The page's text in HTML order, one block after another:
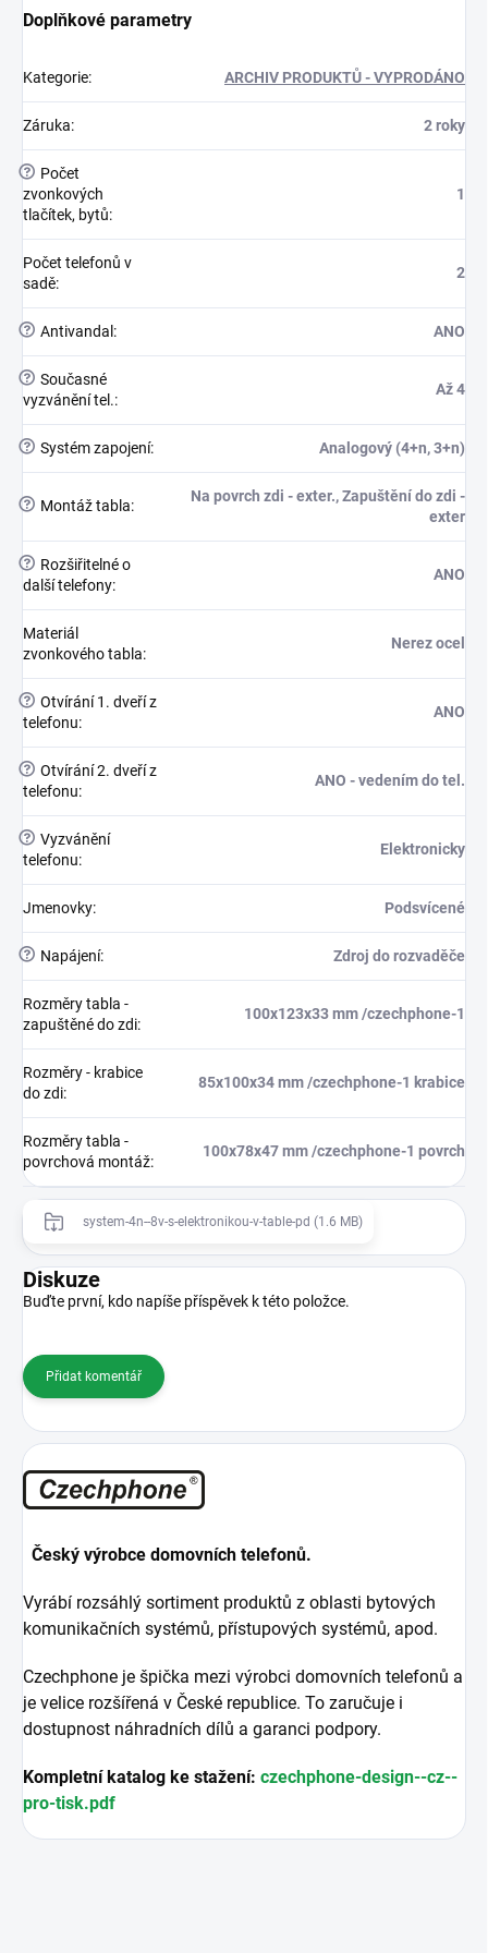
Doplňkové parametry
Kategorie: ARCHIV PRODUKTŮ - VYPRODÁNO
Záruka: 2 roky
?
Počet
zvonkových
tlačítek, bytů:
1
Počet telefonů v
sadě:
2
? Antivandal : ANO
? Současné
vyzvánění tel.:
Až 4
? Systém zapojení: Analogový (4+n, 3+n)
? Montáž tabla:
Na povrch zdi - exter., Zapuštění do zdi -
exter
?
Rozšiřitelné o
další telefony:
ANO
Materiál
zvonkového tabla:
Nerez ocel
? Otvírání 1. dveří z
telefonu:
ANO
? Otvírání 2. dveří z
telefonu:
ANO - vedením do tel.
? Vyzvánění
telefonu:
Elektronicky
Jmenovky: Podsvícené
? Napájení: Zdroj do rozvaděče
Rozměry tabla -
zapuštěné do zdi:
100x123x33 mm /czechphone-1
Rozměry - krabice
do zdi:
85x100x34 mm /czechphone-1 krabice
Rozměry tabla -
povrchová montáž:
100x78x47 mm /czechphone-1 povrch
system-4n--8v-s-elektronikou-v-table-pd (1.6 MB)
Diskuze
Buďte první, kdo napíše příspěvek k této položce.
Přidat komentář
Český výrobce domovních telefonů.
Vyrábí rozsáhlý sortiment produktů z oblasti bytových
komunikačních systémů, přístupových systémů, apod.
Czechphone je špička mezi výrobci domovních telefonů a
je velice rozšířená v České republice. To zaručuje i
dostupnost náhradních dílů a garanci podpory.
Kompletní katalog ke stažení: czechphone-design--cz--
pro-tisk.pdf